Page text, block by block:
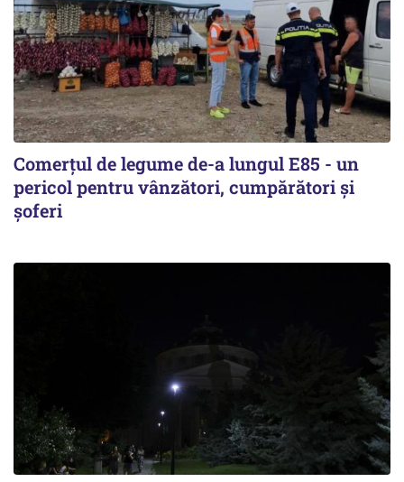
Comerțul de legume de-a lungul E85 - un
pericol pentru vânzători, cumpărători și
șoferi